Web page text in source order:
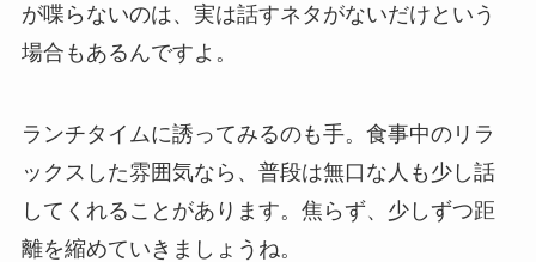
が喋らないのは、実は話すネタがないだけという
場合もあるんですよ。
ランチタイムに誘ってみるのも手。食事中のリラ
ックスした雰囲気なら、普段は無口な人も少し話
してくれることがあります。焦らず、少しずつ距
離を縮めていきましょうね。